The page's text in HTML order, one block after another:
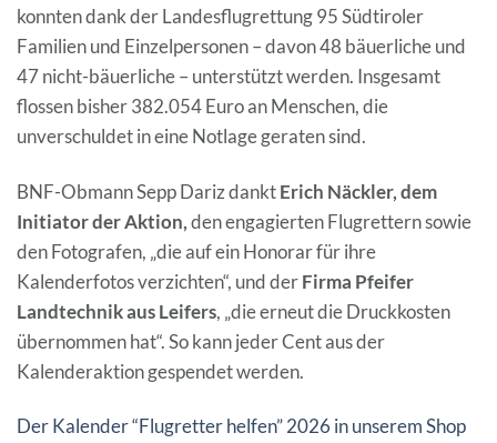
konnten dank der Landesflugrettung 95 Südtiroler
Familien und Einzelpersonen – davon 48 bäuerliche und
47 nicht-bäuerliche – unterstützt werden. Insgesamt
flossen bisher 382.054 Euro an Menschen, die
unverschuldet in eine Notlage geraten sind.
BNF-Obmann Sepp Dariz danktErich Näckler, dem
Initiator der Aktion,den engagierten Flugrettern sowie
den Fotografen, „die auf ein Honorar für ihre
Kalenderfotos verzichten“, und derFirma Pfeifer
Landtechnik aus Leifers, „die erneut die Druckkosten
übernommen hat“. So kann jeder Cent aus der
Kalenderaktion gespendet werden.
Der Kalender “Flugretter helfen” 2026 in unserem Shop